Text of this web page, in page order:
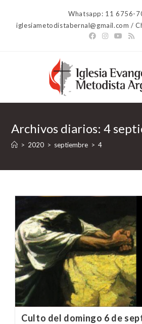
contenido
Whatsapp: 11 6756-
iglesiametodistabernal@gmail.com /
Archivos diarios: 4
> 2020 > septiembre > 4
Culto del domingo 6 de